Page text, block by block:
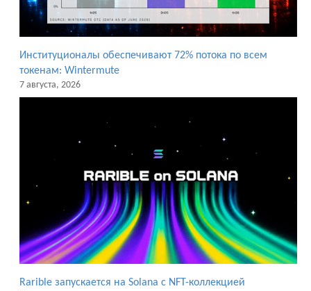
Институционалы обеспечивают 72% потока по всем
токенам: Wintermute
7 августа, 2026
Rarible запускается на Solana с NFT-коллекцией